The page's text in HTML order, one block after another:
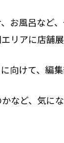
お風呂など
リアに店舗展
けて、編
など、気に